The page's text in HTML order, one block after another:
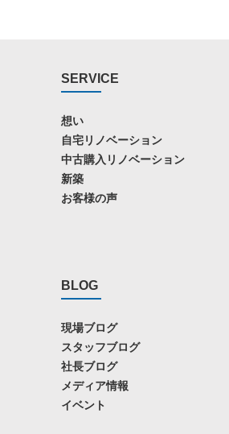
SERVICE
想い
自宅リノベーション
中古購入リノベーション
新築
お客様の声
BLOG
現場ブログ
スタッフブログ
社長ブログ
メディア情報
イベント